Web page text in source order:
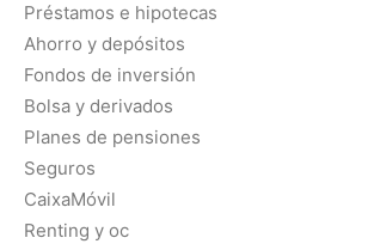
Préstamos e hipotecas
Ahorro y depósitos
Fondos de inversión
Bolsa y derivados
Planes de pensiones
Seguros
CaixaMóvil
Renting y oc